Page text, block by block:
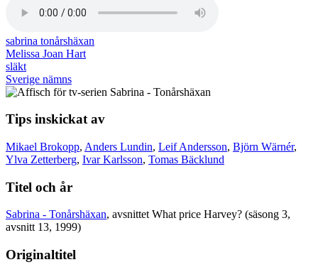
sabrina tonårshäxan
Melissa Joan Hart
släkt
Sverige nämns
Tips inskickat av
Mikael Brokopp, Anders Lundin, Leif Andersson, Björn Wärnér,
Ylva Zetterberg, Ivar Karlsson, Tomas Bäcklund
Titel och år
Sabrina - Tonårshäxan, avsnittet What price Harvey? (säsong 3,
avsnitt 13, 1999)
Originaltitel